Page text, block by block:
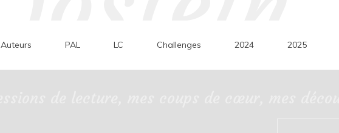
Auteurs PAL LC Challenges 2024 2025